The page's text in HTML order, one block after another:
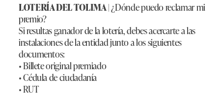
LOTERÍA DEL TOLIMA|¿Dónde puedo reclamar mi
premio?
Si resultas ganador de la lotería, debes acercarte a las
instalaciones de la entidad junto a los siguientes
documentos:
• Billete original premiado
• Cédula de ciudadanía
• RUT